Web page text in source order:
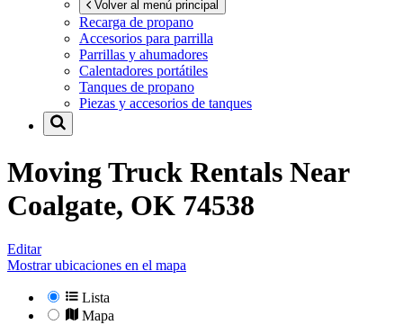
Volver al menú principal
Recarga de propano
Accesorios para parrilla
Parrillas y ahumadores
Calentadores portátiles
Tanques de propano
Piezas y accesorios de tanques
Moving Truck Rentals Near
Coalgate, OK 74538
Editar
Mostrar ubicaciones en el mapa
Lista
Mapa